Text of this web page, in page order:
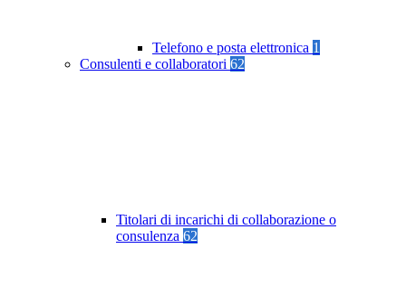
Telefono e posta elettronica 1
Consulenti e collaboratori 62
Titolari di incarichi di collaborazione o
consulenza 62